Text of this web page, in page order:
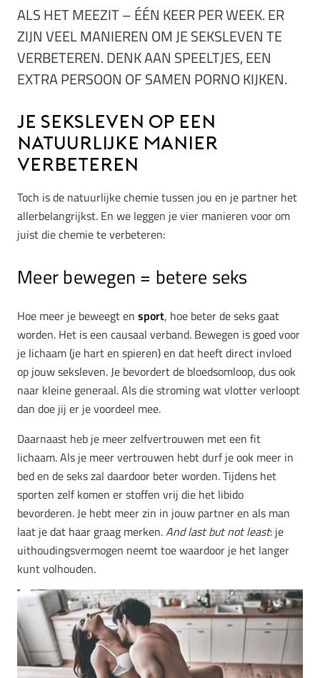
ALS HET MEEZIT – ÉÉN KEER PER WEEK. ER
ZIJN VEEL MANIEREN OM JE SEKSLEVEN TE
VERBETEREN. DENK AAN SPEELTJES, EEN
EXTRA PERSOON OF SAMEN PORNO KIJKEN.
Je seksleven op een
natuurlijke manier
verbeteren
Toch is de natuurlijke chemie tussen jou en je partner het
allerbelangrijkst. En we leggen je vier manieren voor om
juist die chemie te verbeteren:
Meer bewegen = betere seks
Hoe meer je beweegt en sport, hoe beter de seks gaat
worden. Het is een causaal verband. Bewegen is goed voor
je lichaam (je hart en spieren) en dat heeft direct invloed
op jouw seksleven. Je bevordert de bloedsomloop, dus ook
naar kleine generaal. Als die stroming wat vlotter verloopt
dan doe jij er je voordeel mee.
Daarnaast heb je meer zelfvertrouwen met een fit
lichaam. Als je meer vertrouwen hebt durf je ook meer in
bed en de seks zal daardoor beter worden. Tijdens het
sporten zelf komen er stoffen vrij die het libido
bevorderen. Je hebt meer zin in jouw partner en als man
laat je dat haar graag merken.And last but not least: je
uithoudingsvermogen neemt toe waardoor je het langer
kunt volhouden.